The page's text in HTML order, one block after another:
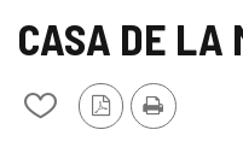
León
CASA DE LA
Añadir/quitar
Versión
PDF
Imprimir